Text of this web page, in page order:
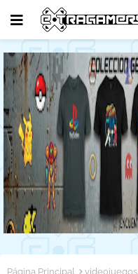
Página Principal videojuegos